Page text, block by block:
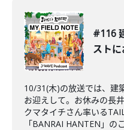
#116
スト
10/31(木)の放送では、建
お迎えして。お休みの長
クマタイチさん率いる
「BANRAI HANTEN」の